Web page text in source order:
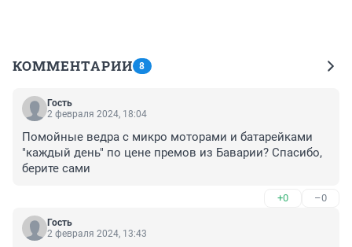
КОММЕНТАРИИ 8
Гость
2 февраля 2024, 18:04
Помойные ведра с микро моторами и батарейками
"каждый день" по цене премов из Баварии? Спасибо,
берите сами
+0 –0
Гость
2 февраля 2024, 13:43